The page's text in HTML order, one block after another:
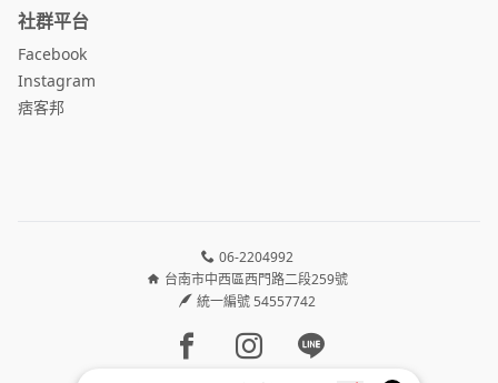
社群平台
Facebook
Instagram
痞客邦
06-2204992
台南市中西區西門路二段259號
統一編號 54557742
Facebook page
Instagram page
Line page